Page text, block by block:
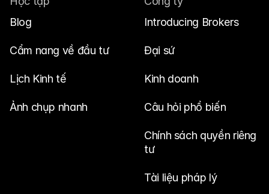
Blog
Cẩm nang về đầu tư
Lịch Kinh tế
Ảnh chụp nhanh
Introducing Brokers
Đại sứ
Kinh doanh
Câu hỏi phổ biến
Chính sách quyền riêng
tư
Tài liệu pháp lý